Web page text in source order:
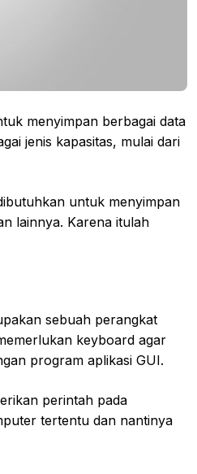
menyimpan berbagai data
jenis kapasitas, mulai dari
untuk menyimpan
lainnya. Karena itulah
sebuah perangkat
keyboard agar
program aplikasi GUI.
perintah pada
tertentu dan nantinya